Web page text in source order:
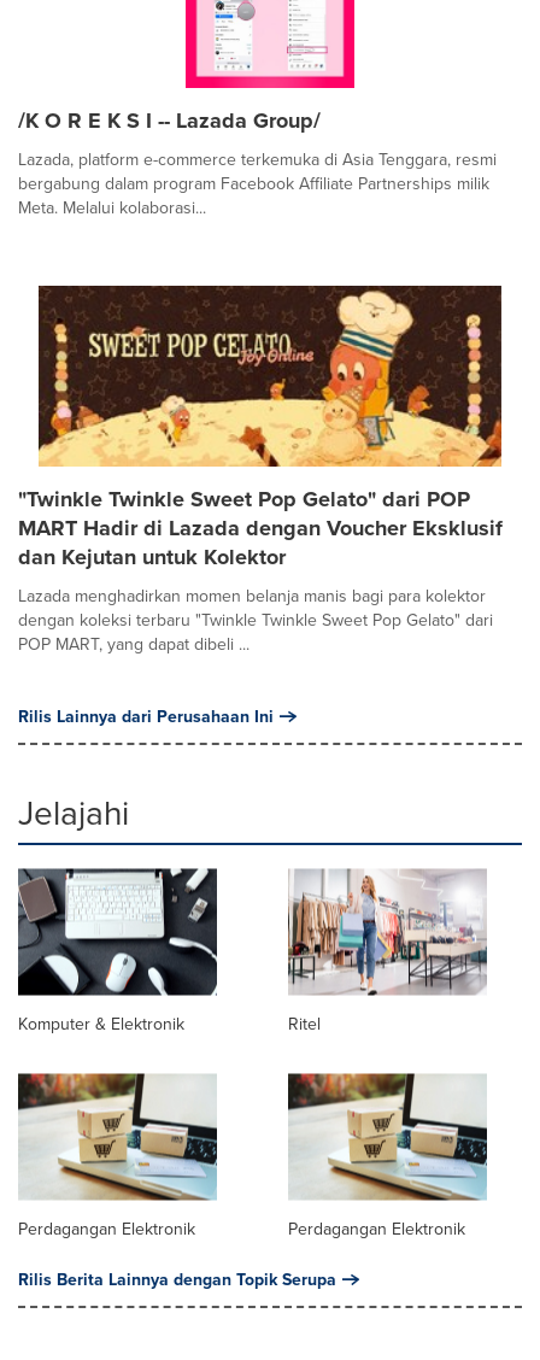
/K O R E K S I -- Lazada Group/
Lazada, platform e-commerce terkemuka di Asia Tenggara, resmi
bergabung dalam program Facebook Affiliate Partnerships milik
Meta. Melalui kolaborasi...
"Twinkle Twinkle Sweet Pop Gelato" dari POP
MART Hadir di Lazada dengan Voucher Eksklusif
dan Kejutan untuk Kolektor
Lazada menghadirkan momen belanja manis bagi para kolektor
dengan koleksi terbaru "Twinkle Twinkle Sweet Pop Gelato" dari
POP MART, yang dapat dibeli ...
Rilis Lainnya dari Perusahaan Ini
Jelajahi
Komputer & Elektronik Ritel
Perdagangan Elektronik Perdagangan Elektronik
Rilis Berita Lainnya dengan Topik Serupa